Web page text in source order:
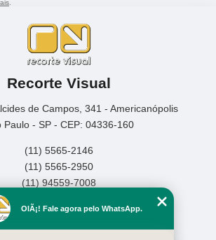
Recorte Visual
de Campos, 341 - Americanópolis
Paulo - SP - CEP: 04336-160
(11) 5565-2146
(11) 5565-2950
(11) 94559-7008
Home
OlÃ¡! Fale agora pelo WhatsApp.